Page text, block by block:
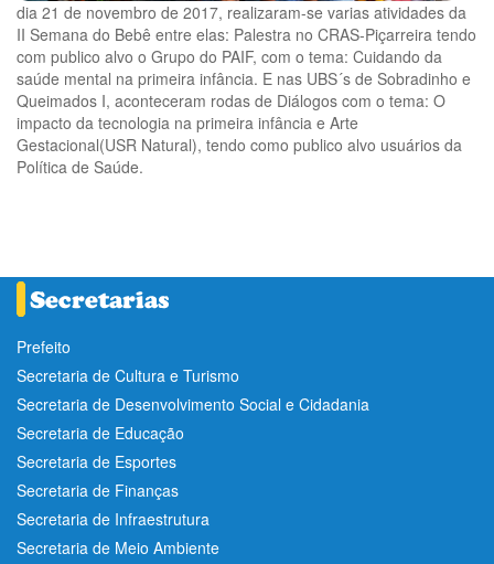
dia 21 de novembro de 2017, realizaram-se varias atividades da
II Semana do Bebê entre elas: Palestra no CRAS-Piçarreira tendo
com publico alvo o Grupo do PAIF, com o tema: Cuidando da
saúde mental na primeira infância. E nas UBS´s de Sobradinho e
Queimados I, aconteceram rodas de Diálogos com o tema: O
impacto da tecnologia na primeira infância e Arte
Gestacional(USR Natural), tendo como publico alvo usuários da
Política de Saúde.
Prefeito
Secretaria de Cultura e Turismo
Secretaria de Desenvolvimento Social e Cidadania
Secretaria de Educação
Secretaria de Esportes
Secretaria de Finanças
Secretaria de Infraestrutura
Secretaria de Meio Ambiente